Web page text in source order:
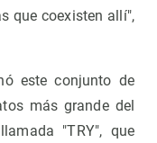
que coexisten allí",
este conjunto de
más grande del
"TRY", que